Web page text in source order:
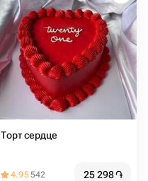
Торт сердце
4.95542 25 298֏